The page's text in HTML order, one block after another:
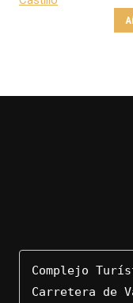
Complejo
Carretera de